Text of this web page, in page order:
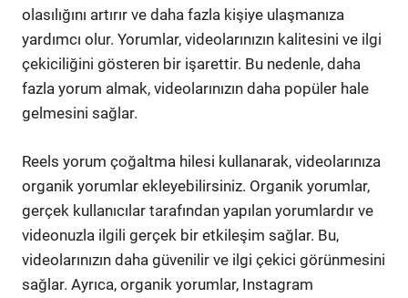
olasılığını artırır ve daha fazla kişiye ulaşmanıza
yardımcı olur. Yorumlar, videolarınızın kalitesini ve ilgi
çekiciliğini gösteren bir işarettir. Bu nedenle, daha
fazla yorum almak, videolarınızın daha popüler hale
gelmesini sağlar.
Reels yorum çoğaltma hilesi kullanarak, videolarınıza
organik yorumlar ekleyebilirsiniz. Organik yorumlar,
gerçek kullanıcılar tarafından yapılan yorumlardır ve
videonuzla ilgili gerçek bir etkileşim sağlar. Bu,
videolarınızın daha güvenilir ve ilgi çekici görünmesini
sağlar. Ayrıca, organik yorumlar, Instagram